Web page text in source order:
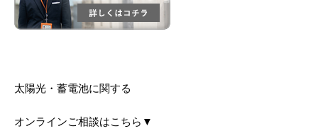
太陽光・蓄電池に関する
オンラインご相談はこちら▼